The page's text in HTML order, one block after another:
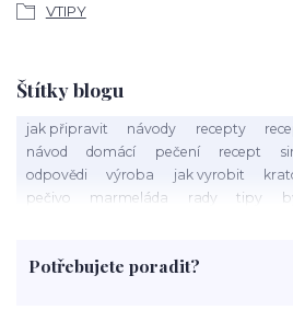
VTIPY
Štítky blogu
jak připravit návody recepty
návod
domácí pečení recept
odpovědi
výroba jak vyrobit
pečivo
marmeláda rady tipy
rohlíky
grilování čaj
Potřebujete poradit?